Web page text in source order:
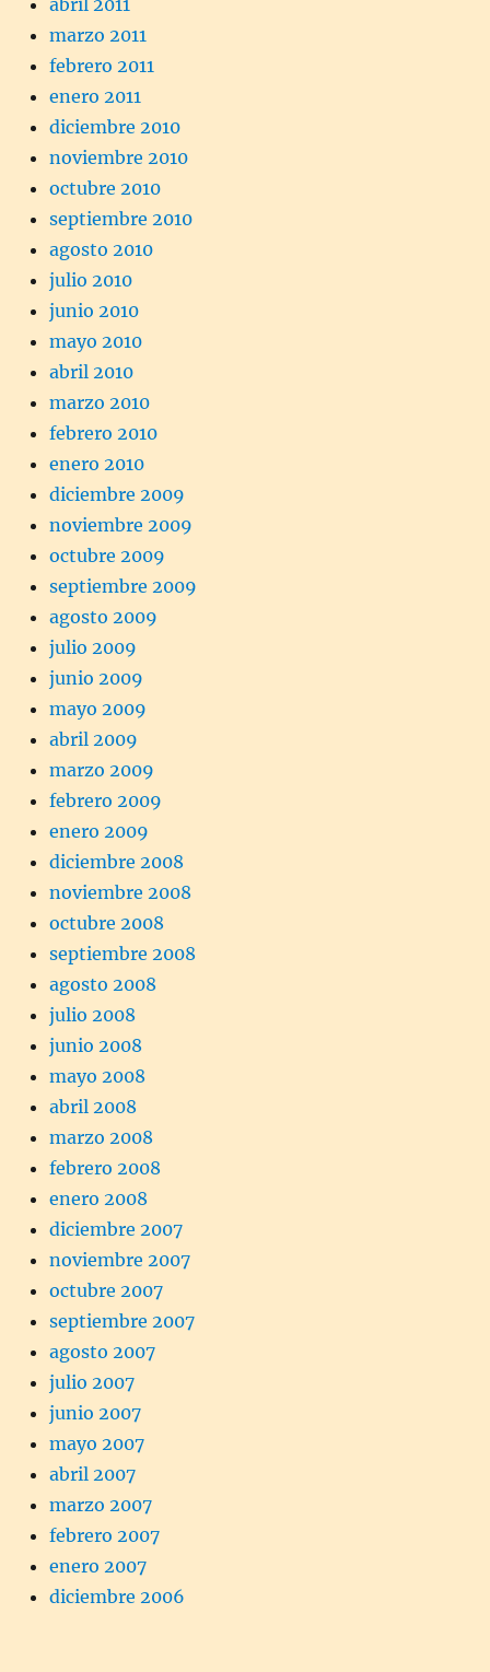
marzo 2011
febrero 2011
enero 2011
diciembre 2010
noviembre 2010
octubre 2010
septiembre 2010
agosto 2010
julio 2010
junio 2010
mayo 2010
abril 2010
marzo 2010
febrero 2010
enero 2010
diciembre 2009
noviembre 2009
octubre 2009
septiembre 2009
agosto 2009
julio 2009
junio 2009
mayo 2009
abril 2009
marzo 2009
febrero 2009
enero 2009
diciembre 2008
noviembre 2008
octubre 2008
septiembre 2008
agosto 2008
julio 2008
junio 2008
mayo 2008
abril 2008
marzo 2008
febrero 2008
enero 2008
diciembre 2007
noviembre 2007
octubre 2007
septiembre 2007
agosto 2007
julio 2007
junio 2007
mayo 2007
abril 2007
marzo 2007
febrero 2007
enero 2007
diciembre 2006